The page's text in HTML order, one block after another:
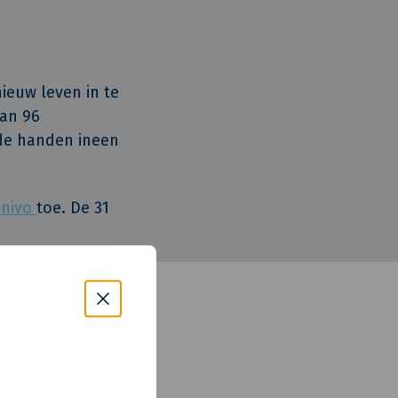
leven in te
96
handen ineen
toe. De 31